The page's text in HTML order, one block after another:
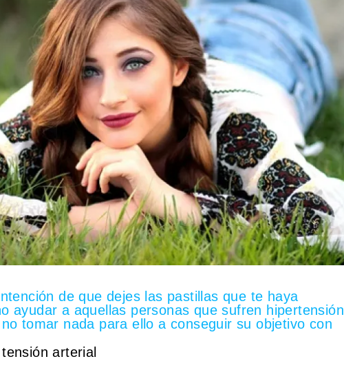
de que dejes las pastillas que te haya
ayudar a aquellas personas que sufren hipertensión
tomar nada para ello a conseguir su objetivo con
arterial